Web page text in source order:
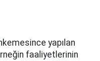
yapılan
faaliyetlerinin